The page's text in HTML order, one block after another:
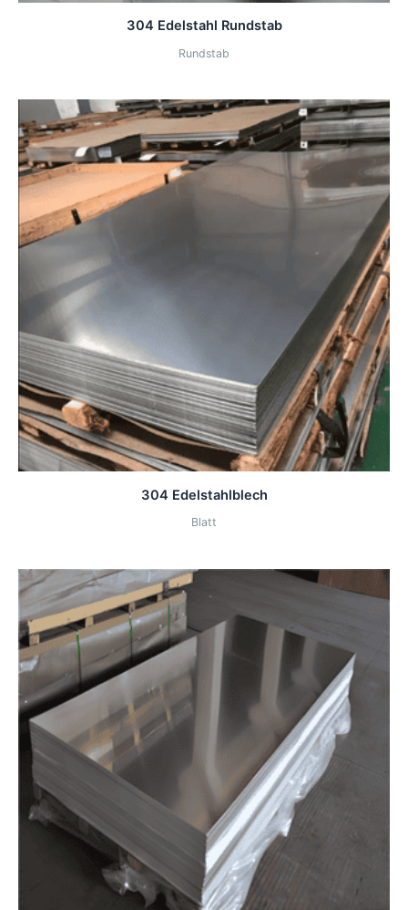
304 Edelstahl Rundstab
Rundstab
304 Edelstahlblech
Blatt